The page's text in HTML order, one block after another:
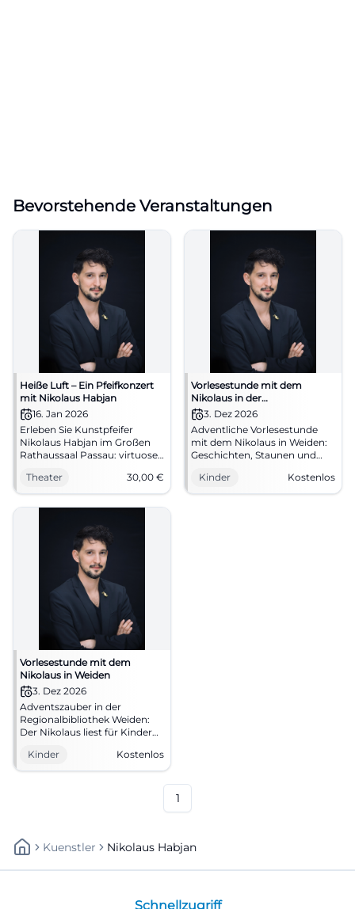
Bevorstehende Veranstaltungen
Heiße Luft – Ein Pfeifkonzert
mit Nikolaus Habjan
16. Jan 2026
Erleben Sie Kunstpfeifer
Nikolaus Habjan im Großen
Rathaussaal Passau: virtuose
pointierte Moderationen.
16.01., 19:30 Uhr, ab 30 €. Ein
Abend voller Klangfarben –
#PassauKultur
Theater 30,00 €
Vorlesestunde mit dem
Nikolaus in der
Regionalbibliothek Weiden
3. Dez 2026
Adventliche Vorlesestunde
mit dem Nikolaus in Weiden:
Geschichten, Staunen und
Kinder ab 4 Jahren. Eintritt
frei. #Weiden #Nikolaus
Kinder Kostenlos
Vorlesestunde mit dem
Nikolaus in Weiden
3. Dez 2026
Adventszauber in der
Regionalbibliothek Weiden:
Der Nikolaus liest für Kinder
gemütlich und voller
Vorfreude. #Weiden #Nikolaus
Kinder Kostenlos
1
Kuenstler Nikolaus Habjan
Schnellzugriff